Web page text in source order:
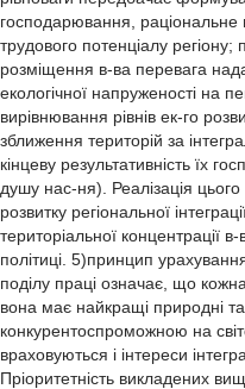
господарювання, раціональне
трудового потенціалу регіону;
розміщення в-ва перевага
екологічної напруженості на
вирівнювання рівнів ек-го
зближення територій за
кінцеву результативність їх
душу нас-ня). Реалізація
розвитку регіональної
територіальної концентрації
політиці. 5)принцип
поділу праці означає, що
вона має найкращі природні
конкурентоспроможною на
враховуються і інтереси
Пріоритетність викладених